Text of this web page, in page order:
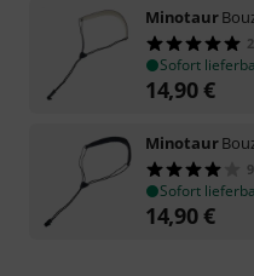
Minotaur
2
Sofort
14,90€
Minotaur
9
Sofort
14,90€